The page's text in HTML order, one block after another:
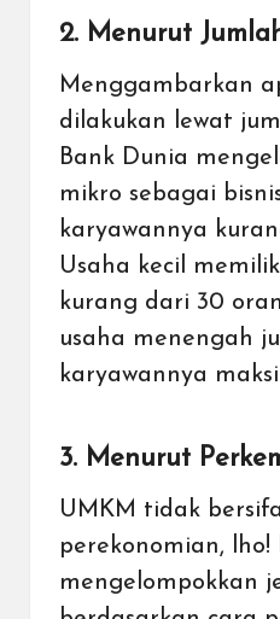
2. Menurut
Menggambarkan
dilakukan lewat
Bank Dunia
mikro sebagai
karyawannya
Usaha kecil
kurang dari 30
usaha menengah
karyawannya
3. Menurut
UMKM tidak
perekonomian, lho!
mengelompokkan